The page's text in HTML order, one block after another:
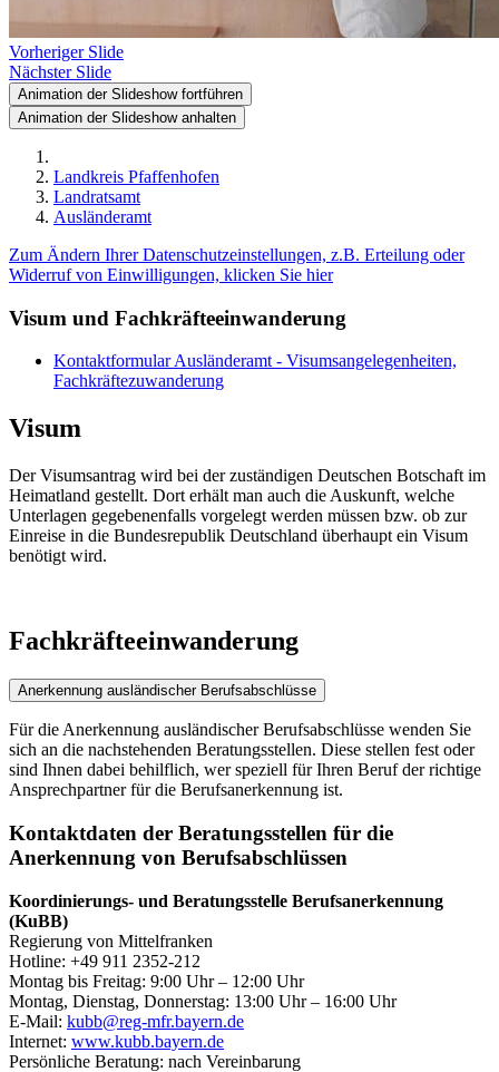
Vorheriger Slide
Nächster Slide
Animation der Slideshow fortführen
Animation der Slideshow anhalten
Landkreis Pfaffenhofen
Landratsamt
Ausländeramt
Zum Ändern Ihrer Datenschutzeinstellungen, z.B. Erteilung oder
Widerruf von Einwilligungen, klicken Sie hier
Visum und Fachkräfteeinwanderung
Kontaktformular Ausländeramt - Visumsangelegenheiten,
Fachkräftezuwanderung
Visum
Der Visumsantrag wird bei der zuständigen Deutschen Botschaft im
Heimatland gestellt. Dort erhält man auch die Auskunft, welche
Unterlagen gegebenenfalls vorgelegt werden müssen bzw. ob zur
Einreise in die Bundesrepublik Deutschland überhaupt ein Visum
benötigt wird.
Fachkräfteeinwanderung
Anerkennung ausländischer Berufsabschlüsse
Für die Anerkennung ausländischer Berufsabschlüsse wenden Sie
sich an die nachstehenden Beratungsstellen. Diese stellen fest oder
sind Ihnen dabei behilflich, wer speziell für Ihren Beruf der richtige
Ansprechpartner für die Berufsanerkennung ist.
Kontaktdaten der Beratungsstellen für die
Anerkennung von Berufsabschlüssen
Koordinierungs- und Beratungsstelle Berufsanerkennung
(KuBB)
Regierung von Mittelfranken
Hotline: +49 911 2352-212
Montag bis Freitag: 9:00 Uhr – 12:00 Uhr
Montag, Dienstag, Donnerstag: 13:00 Uhr – 16:00 Uhr
E-Mail: kubb@reg-mfr.bayern.de
Internet: www.kubb.bayern.de
Persönliche Beratung: nach Vereinbarung